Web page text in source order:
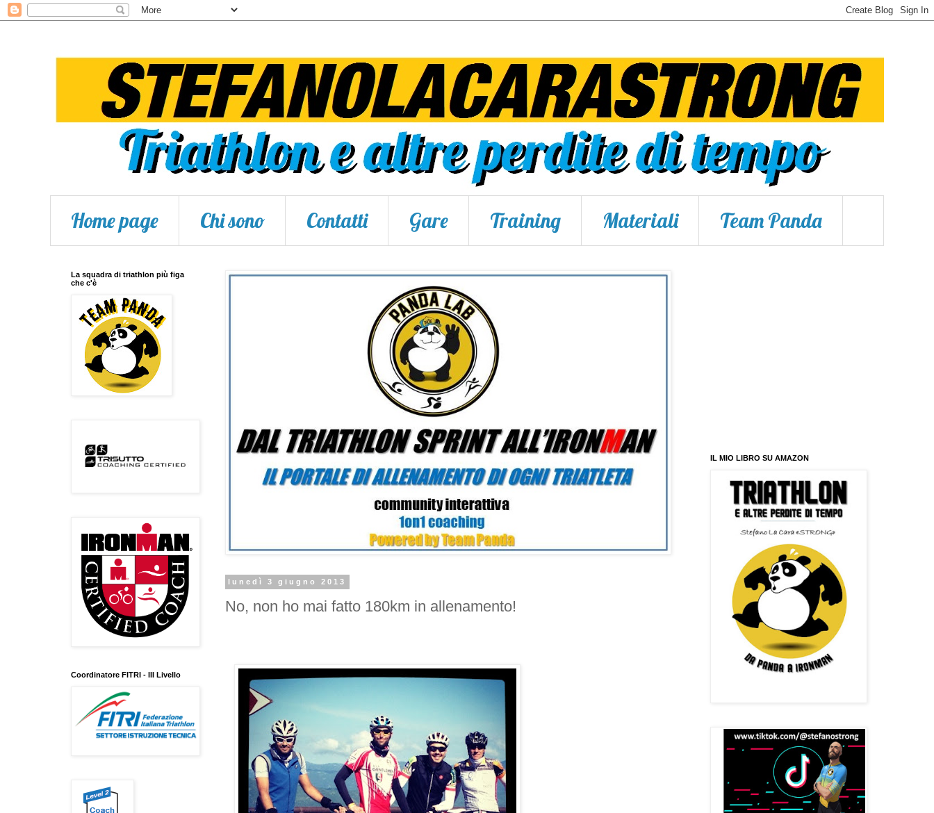
Home page Chi sono Contatti Gare Training Materiali Team Panda
lunedì 3 giugno 2013
No, non ho mai fatto 180km in allenamento!
La squadra di triathlon più figa
che c'è
Coordinatore FITRI - III Livello
IL MIO LIBRO SU AMAZON